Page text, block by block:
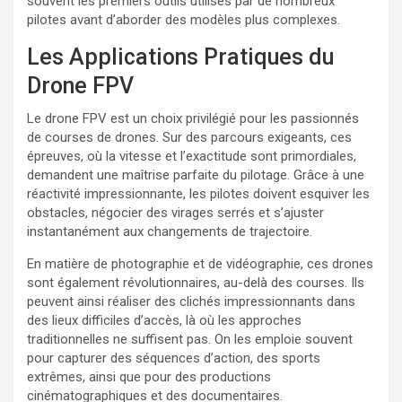
pilotes avant d’aborder des modèles plus complexes.
Les Applications Pratiques du
Drone FPV
Le drone FPV est un choix privilégié pour les passionnés
de courses de drones. Sur des parcours exigeants, ces
épreuves, où la vitesse et l’exactitude sont primordiales,
demandent une maîtrise parfaite du pilotage. Grâce à une
réactivité impressionnante, les pilotes doivent esquiver les
obstacles, négocier des virages serrés et s’ajuster
instantanément aux changements de trajectoire.
En matière de photographie et de vidéographie, ces drones
sont également révolutionnaires, au-delà des courses. Ils
peuvent ainsi réaliser des clichés impressionnants dans
des lieux difficiles d’accès, là où les approches
traditionnelles ne suffisent pas. On les emploie souvent
pour capturer des séquences d’action, des sports
extrêmes, ainsi que pour des productions
cinématographiques et des documentaires.